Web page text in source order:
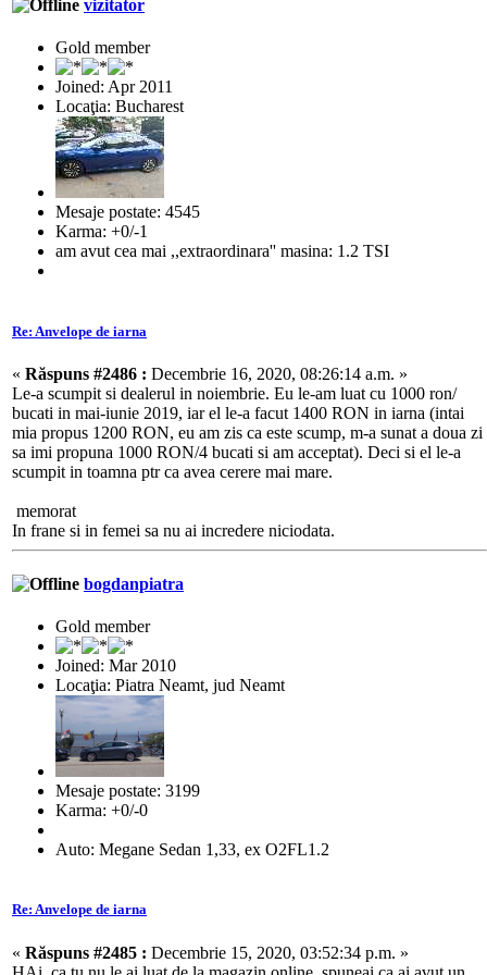
vizitator
Gold member
Joined: Apr 2011
Locaţia: Bucharest
Mesaje postate: 4545
Karma: +0/-1
am avut cea mai ,,extraordinara'' masina: 1.2 TSI
Re: Anvelope de iarna
« Răspuns #2486 : Decembrie 16, 2020, 08:26:14 a.m. »
Le-a scumpit si dealerul in noiembrie. Eu le-am luat cu 1000 ron/
bucati in mai-iunie 2019, iar el le-a facut 1400 RON in iarna (intai
mia propus 1200 RON, eu am zis ca este scump, m-a sunat a doua zi
sa imi propuna 1000 RON/4 bucati si am acceptat). Deci si el le-a
scumpit in toamna ptr ca avea cerere mai mare.
memorat
In frane si in femei sa nu ai incredere niciodata.
bogdanpiatra
Gold member
Joined: Mar 2010
Locaţia: Piatra Neamt, jud Neamt
Mesaje postate: 3199
Karma: +0/-0
Auto: Megane Sedan 1,33, ex O2FL1.2
Re: Anvelope de iarna
« Răspuns #2485 : Decembrie 15, 2020, 03:52:34 p.m. »